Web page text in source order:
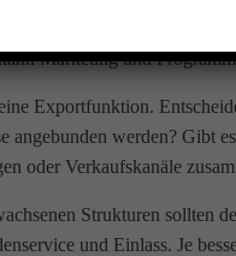
wie wertvoll eigene
Marketing und
Exportfunktion.
angebunden werden? Gibt
oder Verkaufskanäle
Strukturen sollten
und Einlass. Je